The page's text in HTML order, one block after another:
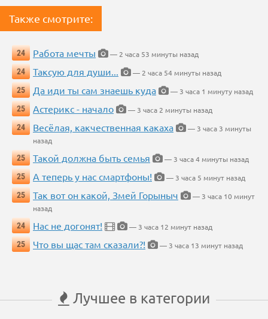
Также смотрите:
24 Работа мечты
— 2 часа 53 минуты назад
24
Таксую для души...
— 2 часа 54 минуты назад
25
Да иди ты сам знаешь куда
— 3 часа 1 минуту назад
25
Астерикс - начало
— 3 часа 2 минуты назад
24
Весёлая, какчественная какаха
— 3 часа 3 минуты
назад
25
Такой должна быть семья
— 3 часа 4 минуты назад
25
А теперь у нас смартфоны!
— 3 часа 5 минут назад
25
Так вот он какой, Змей Горыныч
— 3 часа 10 минут
назад
24
Нас не догонят!
— 3 часа 12 минут назад
25
Что вы щас там сказали?! — 3 часа 13 минут назад
Лучшее в категории